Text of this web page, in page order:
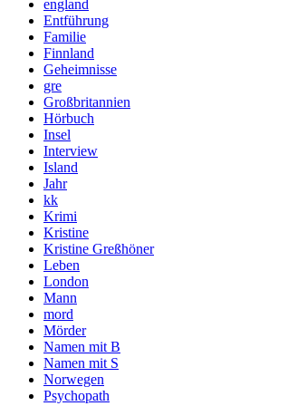
england
Entführung
Familie
Finnland
Geheimnisse
gre
Großbritannien
Hörbuch
Insel
Interview
Island
Jahr
kk
Krimi
Kristine
Kristine Greßhöner
Leben
London
Mann
mord
Mörder
Namen mit B
Namen mit S
Norwegen
Psychopath